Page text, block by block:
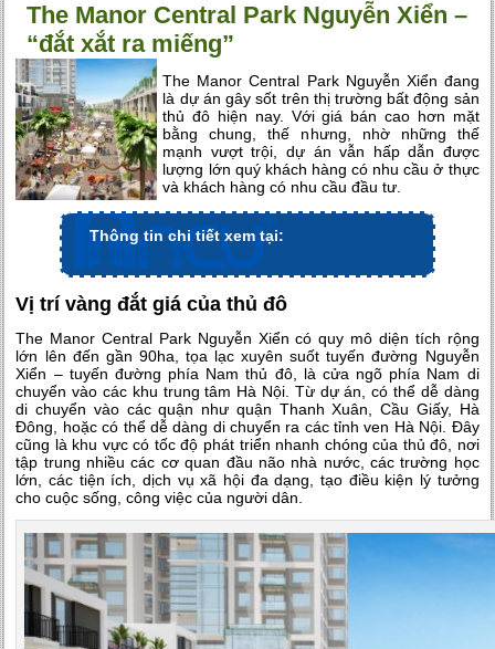
The Manor Central Park Nguyễn Xiển –
“đắt xắt ra miếng”
The Manor Central Park Nguyễn Xiển đang
là dự án gây sốt trên thị trường bất động sản
thủ đô hiện nay. Với giá bán cao hơn mặt
bằng chung, thế nhưng, nhờ những thế
mạnh vượt trội, dự án vẫn hấp dẫn được
lượng lớn quý khách hàng có nhu cầu ở thực
và khách hàng có nhu cầu đầu tư.
Thông tin chi tiết xem tại:
Manor Central Park
Vị trí vàng đắt giá của thủ đô
The Manor Central Park Nguyễn Xiển có quy mô diện tích rộng
lớn lên đến gần 90ha, tọa lạc xuyên suốt tuyến đường Nguyễn
Xiển – tuyến đường phía Nam thủ đô, là cửa ngõ phía Nam di
chuyển vào các khu trung tâm Hà Nội. Từ dự án, có thể dễ dàng
di chuyển vào các quận như quận Thanh Xuân, Cầu Giấy, Hà
Đông, hoặc có thể dễ dàng di chuyển ra các tỉnh ven Hà Nội. Đây
cũng là khu vực có tốc độ phát triển nhanh chóng của thủ đô, nơi
tập trung nhiều các cơ quan đầu não nhà nước, các trường học
lớn, các tiện ích, dịch vụ xã hội đa dạng, tạo điều kiện lý tưởng
cho cuộc sống, công việc của người dân.